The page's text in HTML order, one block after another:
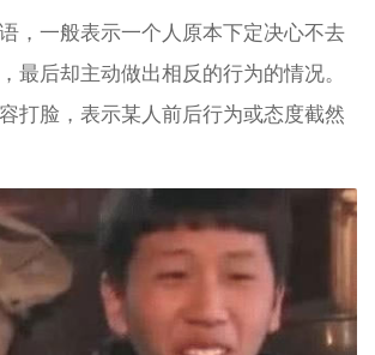
，一般表示一个人原本下定决心不去
最后却主动做出相反的行为的情况。
打脸，表示某人前后行为或态度截然